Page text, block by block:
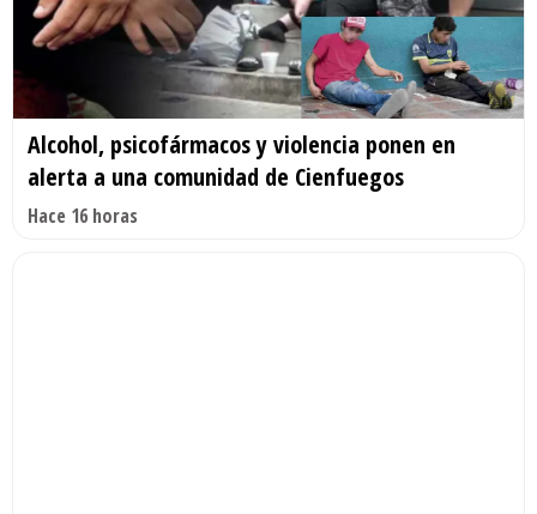
Alcohol, psicofármacos y violencia ponen en
alerta a una comunidad de Cienfuegos
Hace 16 horas